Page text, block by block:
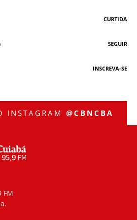
CURTIDA
SEGUIR
INSCREVA-SE
INSTAGRAM @CBNCBA
FM